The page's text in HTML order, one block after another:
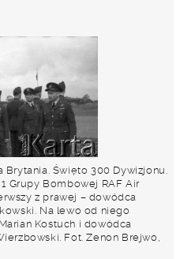
Brytania. Święto 300 Dywizjonu.
Grupy Bombowej RAF Air
z prawej – dowódca
Na lewo od niego
Kostuch i dowódca
Fot. Zenon Brejwo,